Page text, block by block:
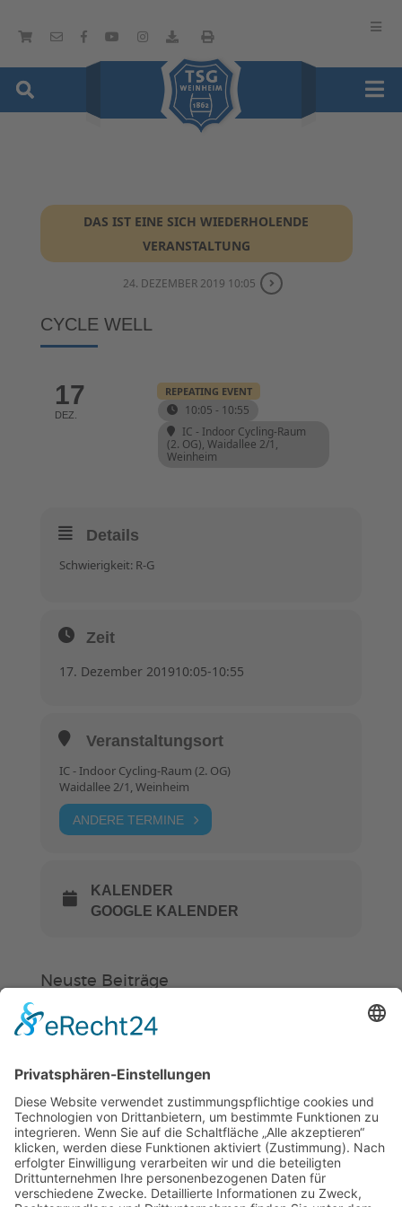
DAS IST EINE SICH WIEDERHOLENDE
VERANSTALTUNG
24. DEZEMBER 2019 10:05
CYCLE WELL
17
DEZ.
REPEATING EVENT
10:05 - 10:55
IC - Indoor Cycling-Raum
(2. OG), Waidallee 2/1,
Weinheim
Details
Schwierigkeit: R-G
Zeit
17. Dezember 201910:05-10:55
Veranstaltungsort
IC - Indoor Cycling-Raum (2. OG)
Waidallee 2/1, Weinheim
ANDERE TERMINE
KALENDER
GOOGLE KALENDER
Neuste Beiträge
Verein
Schwimmabzeichen“
Sommercamps: Fußball, Tanz oder
Hockey